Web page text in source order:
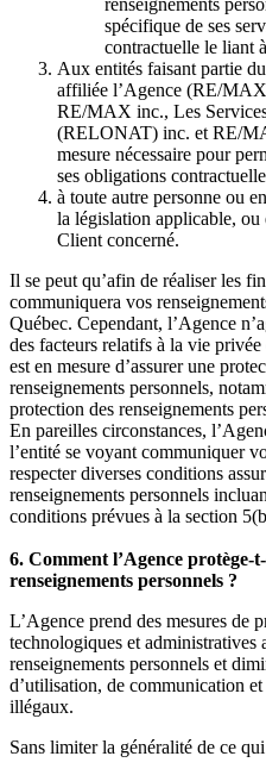
spécifique de ses
contractuelle le liant
Aux entités faisant partie
affiliée l’Agence (RE/
RE/MAX inc., Les
(RELONAT) inc. et RE/
mesure nécessaire pour
ses obligations
à toute autre personne ou
la législation applicable, ou
Client concerné.
Il se peut qu’afin de réaliser les
communiquera vos
Québec. Cependant, l’Agence
des facteurs relatifs à la vie
est en mesure d’assurer une
renseignements personnels,
protection des renseignements
En pareilles circonstances,
l’entité se voyant communiquer
respecter diverses conditions
renseignements personnels
conditions prévues à la section
6. Comment l’Agence protège-
renseignements personnels ?
L’Agence prend des mesures de
technologiques et administratives
renseignements personnels et
d’utilisation, de communication
illégaux.
Sans limiter la généralité de ce